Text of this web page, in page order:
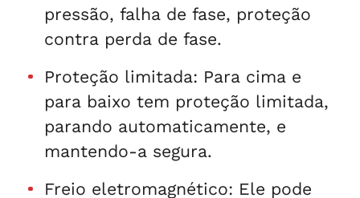
pressão, falha de fase, proteção
contra perda de fase.
Proteção limitada: Para cima e
para baixo tem proteção limitada,
parando automaticamente, e
mantendo-a segura.
Freio eletromagnético: Ele pode